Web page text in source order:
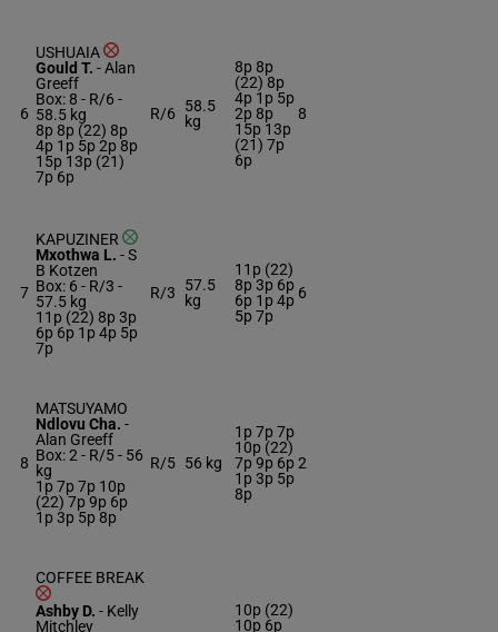
6
USHUAIA
Gould T. -Alan
Greeff
Box: 8 - R/6 -
58.5 kg
8p 8p (22) 8p
4p 1p 5p 2p 8p
15p 13p (21)
7p 6p
R/6
58.5
kg
8p 8p
(22) 8p
4p 1p 5p
2p 8p
15p 13p
(21) 7p
6p
8
7
KAPUZINER
Mxothwa L. -S
B Kotzen
Box: 6 - R/3 -
57.5 kg
11p (22) 8p 3p
6p 6p 1p 4p 5p
7p
R/3
57.5
kg
11p (22)
8p 3p 6p
6p 1p 4p
5p 7p
6
8
MATSUYAMO
Ndlovu Cha. -
Alan Greeff
Box: 2 - R/5 - 56
kg
1p 7p 7p 10p
(22) 7p 9p 6p
1p 3p 5p 8p
R/5 56 kg
1p 7p 7p
10p (22)
7p 9p 6p
1p 3p 5p
8p
2
COFFEE BREAK
Ashby D. - Kelly
Mitchley
10p (22)
10p 6p